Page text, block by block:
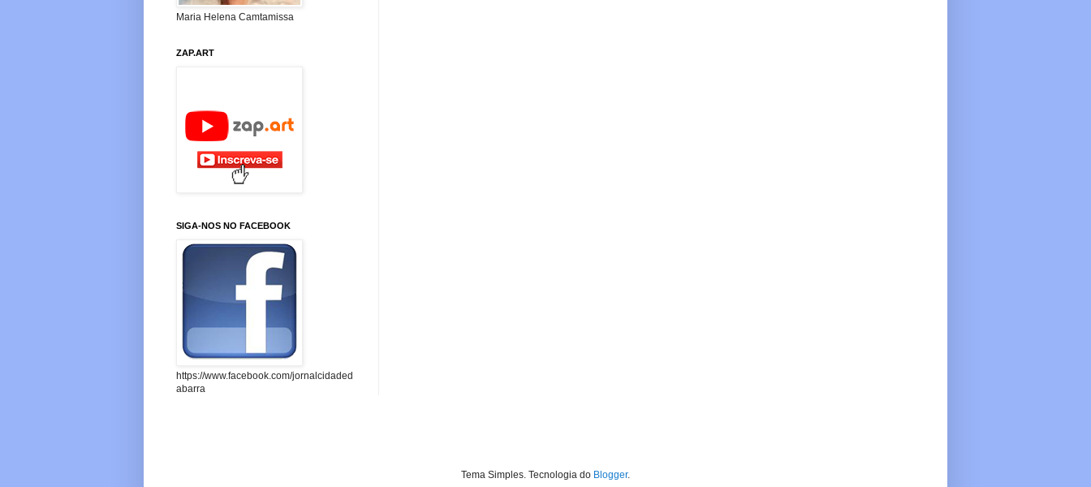
Maria Helena Camtamissa
ZAP.ART
SIGA-NOS NO FACEBOOK
https://www.facebook.com/jornalcidaded
abarra
Tema Simples. Tecnologia do Blogger.